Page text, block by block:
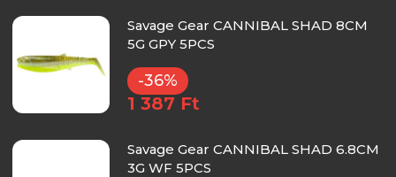
Savage Gear CANNIBAL SHAD 8CM
5G GPY 5PCS
-36%
1 387 Ft
Savage Gear CANNIBAL SHAD 6.8CM
3G WF 5PCS